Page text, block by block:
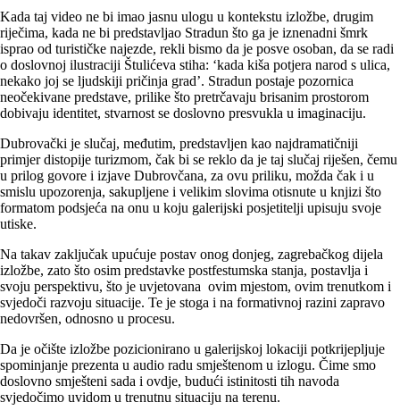
Kada taj video ne bi imao jasnu ulogu u kontekstu izložbe, drugim
riječima, kada ne bi predstavljao Stradun što ga je iznenadni šmrk
isprao od turističke najezde, rekli bismo da je posve osoban, da se radi
o doslovnoj ilustraciji Štulićeva stiha: ‘kada kiša potjera narod s ulica,
nekako joj se ljudskiji pričinja grad’. Stradun postaje pozornica
neočekivane predstave, prilike što pretrčavaju brisanim prostorom
dobivaju identitet, stvarnost se doslovno presvukla u imaginaciju.
Dubrovački je slučaj, međutim, predstavljen kao najdramatičniji
primjer distopije turizmom, čak bi se reklo da je taj slučaj riješen, čemu
u prilog govore i izjave Dubrovčana, za ovu priliku, možda čak i u
smislu upozorenja, sakupljene i velikim slovima otisnute u knjizi što
formatom podsjeća na onu u koju galerijski posjetitelji upisuju svoje
utiske.
Na takav zaključak upućuje postav onog donjeg, zagrebačkog dijela
izložbe, zato što osim predstavke postfestumska stanja, postavlja i
svoju perspektivu, što je uvjetovana ovim mjestom, ovim trenutkom i
svjedoči razvoju situacije. Te je stoga i na formativnoj razini zapravo
nedovršen, odnosno u procesu.
Da je očište izložbe pozicionirano u galerijskoj lokaciji potkrijepljuje
spominjanje prezenta u audio radu smještenom u izlogu. Čime smo
doslovno smješteni sada i ovdje, budući istinitosti tih navoda
svjedočimo uvidom u trenutnu situaciju na terenu.